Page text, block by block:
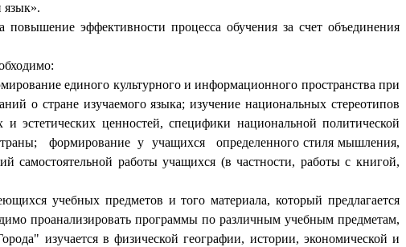
язык».
эффективности процесса обучения за счет объединения
единого культурного и информационного пространства при
о стране изучаемого языка; изучение национальных стереотипов
эстетических ценностей, специфики национальной политической
страны; формирование у учащихся определенного стиля мышления,
самостоятельной работы учащихся (в частности, работы с книгой,
учебных предметов и того материала, который предлагается
проанализировать программы по различным учебным предметам,
изучается в физической географии, истории, экономической и